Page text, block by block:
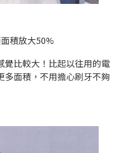
積放大50%
覺比較大！比起以往用的電
多面積，不用擔心刷牙不夠